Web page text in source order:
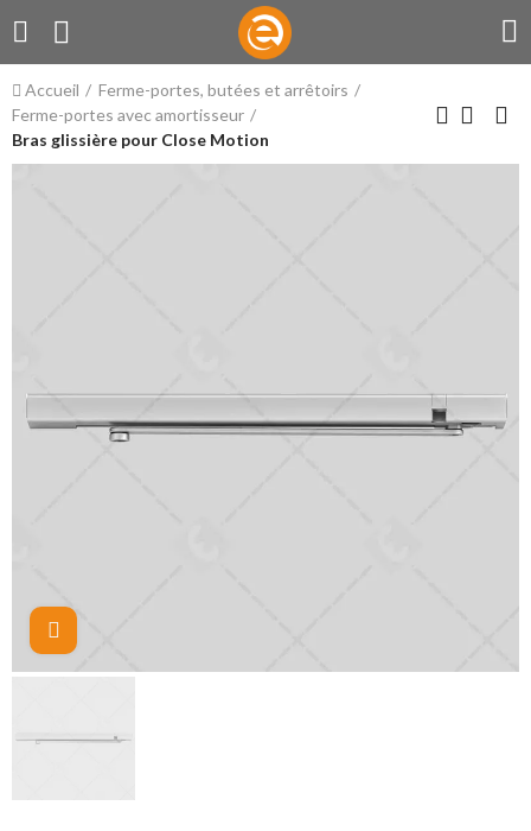
Accueil
Ferme-portes, butées et arrêtoirs
Ferme-portes avec amortisseur
Bras glissière pour Close Motion